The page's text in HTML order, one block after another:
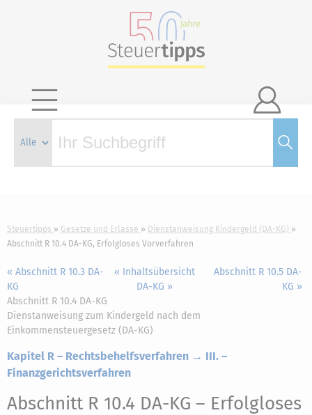

Steuertipps Gesetze und Erlasse
Dienstanweisung Kindergeld (DA-KG)
Abschnitt R 10.4 DA-KG, Erfolgloses Vorverfahren
« Abschnitt R 10.3 DA-
KG
« Inhaltsübersicht
DA-KG »
Abschnitt R 10.5 DA-
KG »
Abschnitt R 10.4 DA-KG
Dienstanweisung zum Kindergeld nach dem
Einkommensteuergesetz (DA-KG)
Kapitel R – Rechtsbehelfsverfahren → III. –
Finanzgerichtsverfahren
Abschnitt R 10.4 DA-KG – Erfolgloses